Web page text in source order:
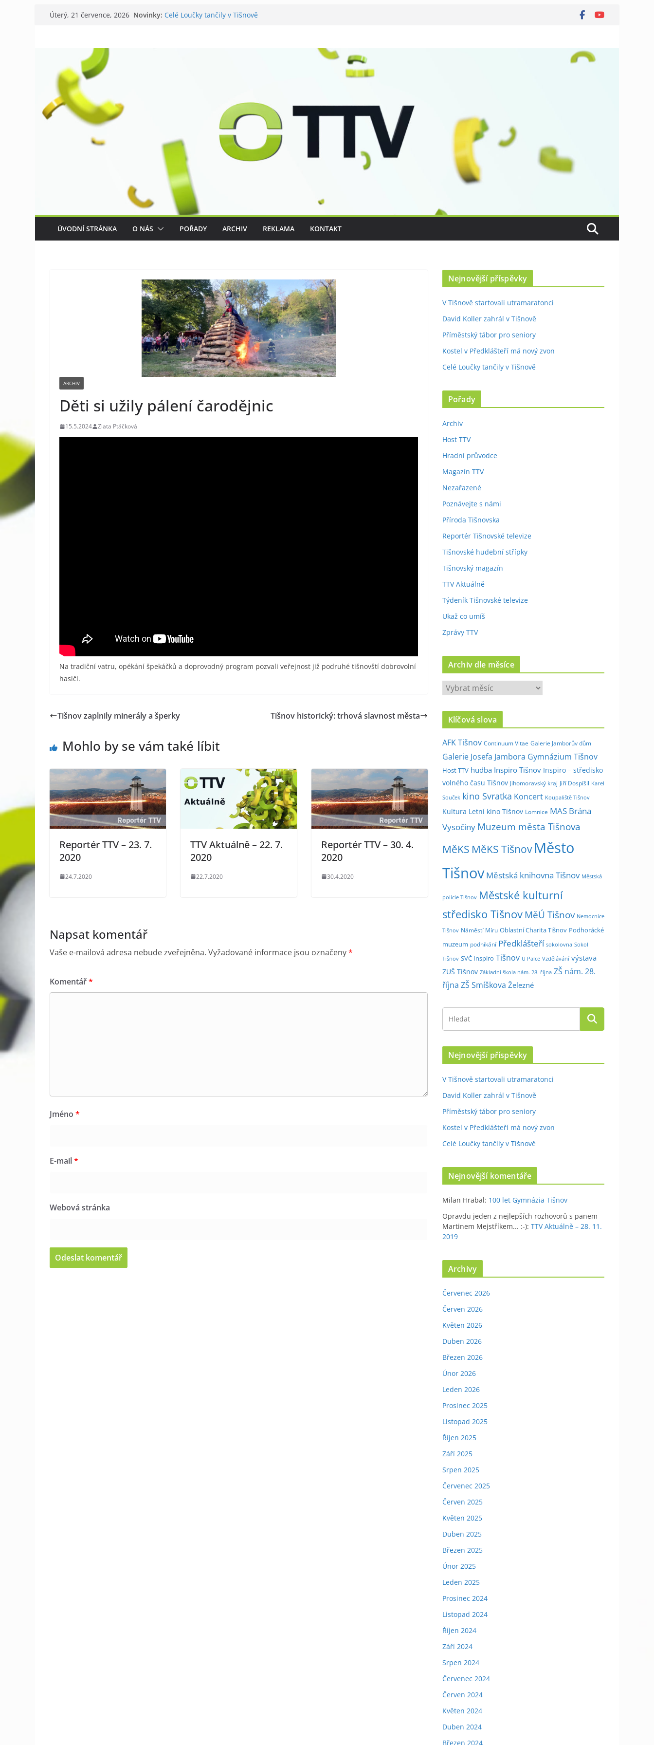
Přeskočit
Úterý, 21 července, 2026 Novinky: Celé Loučky tančily v Tišnově
ÚVODNÍ STRÁNKA O NÁS POŘADY ARCHIV REKLAMA KONTAKT
ARCHIV
Děti si užily pálení čarodějnic
15.5.2024 Zlata Ptáčková
Na tradiční vatru, opékání špekáčků a doprovodný program pozvali veřejnost již podruhé tišnovští dobrovolní
hasiči.
Tišnov zaplnily minerály a šperky Tišnov historický: trhová slavnost města
Mohlo by se vám také líbit
Reportér TTV – 23. 7.
2020
24.7.2020
TTV Aktuálně – 22. 7.
2020
22.7.2020
Reportér TTV – 30. 4.
2020
30.4.2020
Napsat komentář
Vaše e-mailová adresa nebude zveřejněna. Vyžadované informace jsou označeny*
Komentář*
Jméno *
E-mail*
Webová stránka
Nejnovější příspěvky
V Tišnově startovali utramaratonci
David Koller zahrál v Tišnově
Příměstský tábor pro seniory
Kostel v Předklášteří má nový zvon
Celé Loučky tančily v Tišnově
Pořady
Archiv
Host TTV
Hradní průvodce
Magazín TTV
Nezařazené
Poznávejte s námi
Příroda Tišnovska
Reportér Tišnovské televize
Tišnovské hudební střípky
Tišnovský magazín
TTV Aktuálně
Týdeník Tišnovské televize
Ukaž co umíš
Zprávy TTV
Archiv dle měsíce
A
c
v
d
l
e
m
ě
c
Klíčová slova
AFK Tišnov Continuum Vitae Galerie Jamborův dům
Galerie Josefa Jambora Gymnázium Tišnov
Host TTV hudba Inspiro Tišnov Inspiro – středisko
volného času Tišnov Jihomoravský kraj Jiří Dospíšil Karel
Souček kino Svratka Koncert Koupaliště Tišnov
Kultura Letní kino Tišnov Lomnice MAS Brána
Vysočiny Muzeum města Tišnova
MěKS MěKS Tišnov Město
Tišnov Městská knihovna Tišnov Městská
policie Tišnov Městské kulturní
středisko Tišnov MěÚ Tišnov Nemocnice
Tišnov Náměstí Míru Oblastní Charita Tišnov Podhorácké
muzeum podnikání Předklášteří sokolovna Sokol
Tišnov SVČ Inspiro Tišnov U Palce Vzdělávání výstava
ZUŠ Tišnov Základní škola nám. 28. října ZŠ nám. 28.
října ZŠ Smíškova Železné
Nejnovější příspěvky
V Tišnově startovali utramaratonci
David Koller zahrál v Tišnově
Příměstský tábor pro seniory
Kostel v Předklášteří má nový zvon
Celé Loučky tančily v Tišnově
Nejnovější komentáře
Milan Hrabal: 100 let Gymnázia Tišnov
Opravdu jeden z nejlepších rozhovorů s panem
Martinem Mejstříkem... :-): TTV Aktuálně – 28. 11.
2019
Archivy
Červenec 2026
Červen 2026
Květen 2026
Duben 2026
Březen 2026
Únor 2026
Leden 2026
Prosinec 2025
Listopad 2025
Říjen 2025
Září 2025
Srpen 2025
Červenec 2025
Červen 2025
Květen 2025
Duben 2025
Březen 2025
Únor 2025
Leden 2025
Prosinec 2024
Listopad 2024
Říjen 2024
Září 2024
Srpen 2024
Červenec 2024
Červen 2024
Květen 2024
Duben 2024
Březen 2024